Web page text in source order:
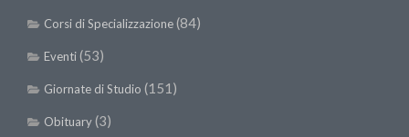
Corsi di Specializzazione(84)
Eventi(53)
Giornate di Studio (151)
Obituary(3)